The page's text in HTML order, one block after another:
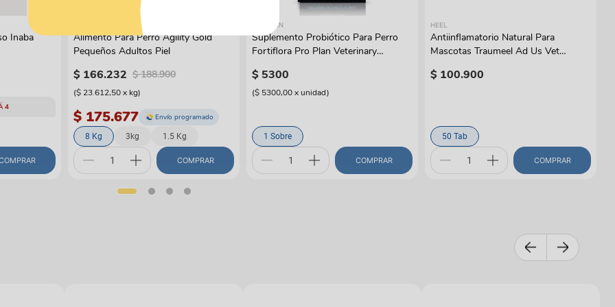
Inaba
4
Alimento Para Perro Agility Gold
Pequeños Adultos Piel
$ 166.232 $ 188.900
($ 23.612,50x kg)
$ 175.677 Envío programado
8 Kg 3kg 1.5 Kg
COMPRAR
PRO PLAN
Suplemento Probiótico Para Perro
Fortiflora Pro Plan Veterinary
$ 5300
($ 5300,00xunidad)
1 Sobre
COMPRAR
HEEL
Antiinflamatorio Natural Para
Mascotas Traumeel Ad Us Vet
$ 100.900
50 Tab
COMPRAR